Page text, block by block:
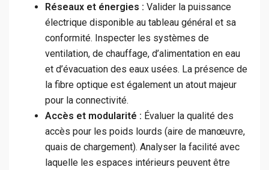
Réseaux et énergies : Valider la puissance
électrique disponible au tableau général et sa
conformité. Inspecter les systèmes de
ventilation, de chauffage, d’alimentation en eau
et d’évacuation des eaux usées. La présence de
la fibre optique est également un atout majeur
pour la connectivité.
Accès et modularité : Évaluer la qualité des
accès pour les poids lourds (aire de manœuvre,
quais de chargement). Analyser la facilité avec
laquelle les espaces intérieurs peuvent être